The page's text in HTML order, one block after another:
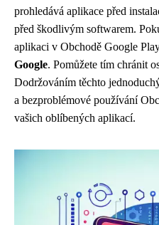
prohledává aplikace před
před škodlivým softwarem.
aplikaci v Obchodě Google
Google. Pomůžete tím chránit
Dodržováním těchto
a bezproblémové používání
vašich oblíbených aplikací.